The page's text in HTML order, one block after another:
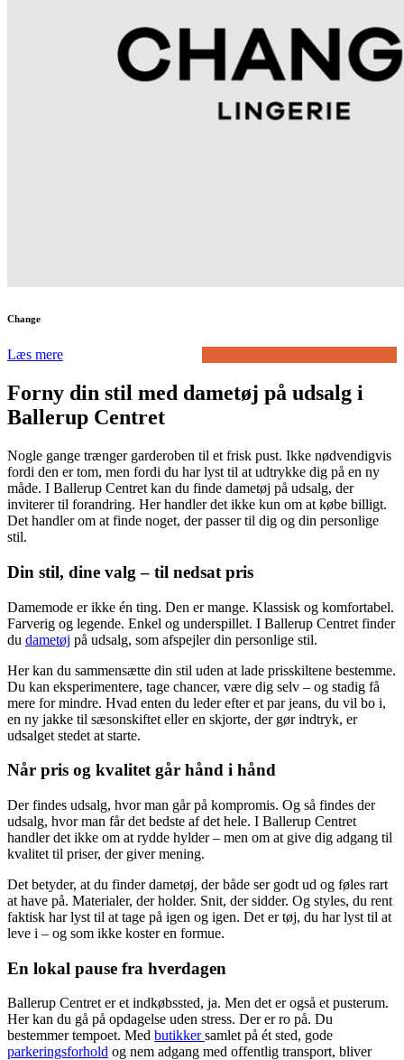
Change
Læs mere
Forny din stil med dametøj på udsalg i
Ballerup Centret
Nogle gange trænger garderoben til et frisk pust. Ikke nødvendigvis
fordi den er tom, men fordi du har lyst til at udtrykke dig på en ny
måde. I Ballerup Centret kan du finde dametøj på udsalg, der
inviterer til forandring. Her handler det ikke kun om at købe billigt.
Det handler om at finde noget, der passer til dig og din personlige
stil.
Din stil, dine valg – til nedsat pris
Damemode er ikke én ting. Den er mange. Klassisk og komfortabel.
Farverig og legende. Enkel og underspillet. I Ballerup Centret finder
du dametøj på udsalg, som afspejler din personlige stil.
Her kan du sammensætte din stil uden at lade prisskiltene bestemme.
Du kan eksperimentere, tage chancer, være dig selv – og stadig få
mere for mindre. Hvad enten du leder efter et par jeans, du vil bo i,
en ny jakke til sæsonskiftet eller en skjorte, der gør indtryk, er
udsalget stedet at starte.
Når pris og kvalitet går hånd i hånd
Der findes udsalg, hvor man går på kompromis. Og så findes der
udsalg, hvor man får det bedste af det hele. I Ballerup Centret
handler det ikke om at rydde hylder – men om at give dig adgang til
kvalitet til priser, der giver mening.
Det betyder, at du finder dametøj, der både ser godt ud og føles rart
at have på. Materialer, der holder. Snit, der sidder. Og styles, du rent
faktisk har lyst til at tage på igen og igen. Det er tøj, du har lyst til at
leve i – og som ikke koster en formue.
En lokal pause fra hverdagen
Ballerup Centret er et indkøbssted, ja. Men det er også et pusterum.
Her kan du gå på opdagelse uden stress. Der er ro på. Du
bestemmer tempoet. Med butikkersamlet på ét sted, gode
parkeringsforhold og nem adgang med offentlig transport, bliver